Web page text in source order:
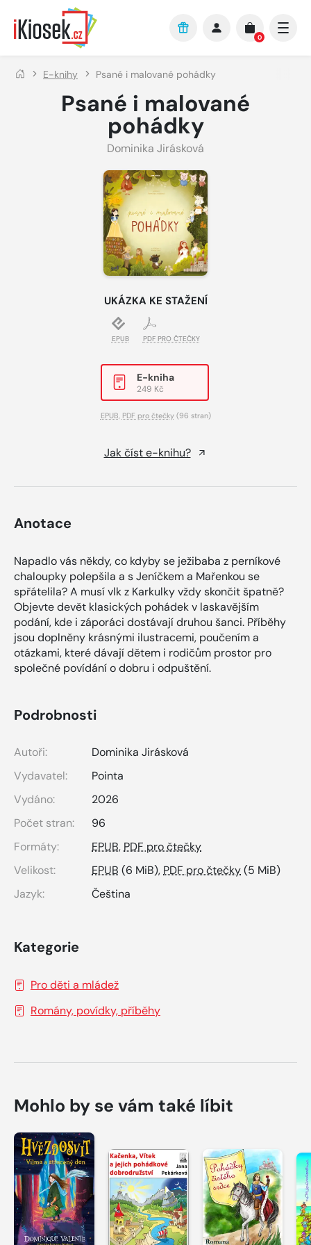
Přejít na hlavní obsah
0
E-knihy Psané i malované pohádky
Psané i malované
pohádky
Dominika Jirásková
UKÁZKA KE STAŽENÍ
EPUB PDF PRO ČTEČKY
E-kniha
249 Kč
EPUB, PDF pro čtečky(96 stran)
Jak číst e-knihu?
Anotace
Napadlo vás někdy, co kdyby se ježibaba z perníkové
chaloupky polepšila a s Jeníčkem a Mařenkou se
spřátelila? A musí vlk z Karkulky vždy skončit špatně?
Objevte devět klasických pohádek v laskavějším
podání, kde i záporáci dostávají druhou šanci. Příběhy
jsou doplněny krásnými ilustracemi, poučením a
otázkami, které dávají dětem i rodičům prostor pro
společné povídání o dobru i odpuštění.
Podrobnosti
Autoři:
Dominika Jirásková
Vydavatel:
Pointa
Vydáno:
2026
Počet stran:
96
Formáty:
EPUB, PDF pro čtečky
Velikost:
EPUB (6 MiB), PDF pro čtečky(5 MiB)
Jazyk:
Čeština
Kategorie
Pro děti a mládež
Romány, povídky, příběhy
Mohlo by se vám také líbit